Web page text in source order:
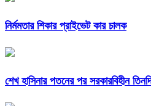
নির্মমতার শিকার প্রাইভেট কার চালক
শেখ হাসিনার পতনের পর সরকারবিহীন